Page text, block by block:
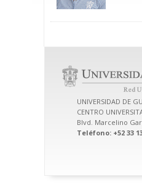
UNIVERSIDAD DE
CENTRO
Blvd. Marcelino
Teléfono: +52 33